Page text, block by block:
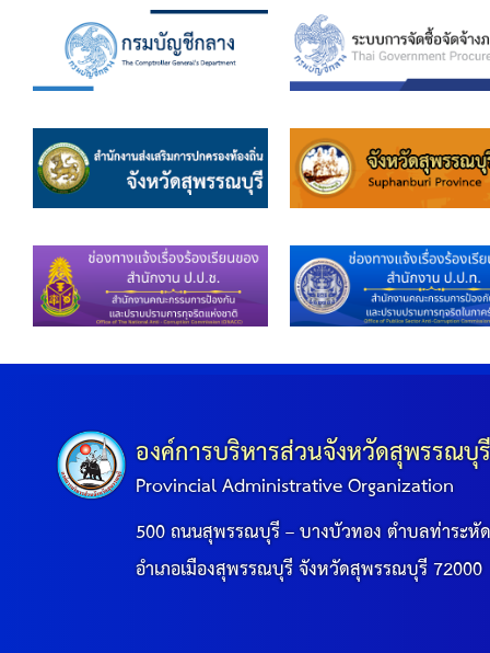
องค์การบริหารส่วนจังหวัดสุพรรณบุ
Provincial Administrative Organization
500 ถนนสุพรรณบุรี – บางบัวทอง ตำบลท่าระหั
อำเภอเมืองสุพรรณบุรี จังหวัดสุพรรณบุรี 72000